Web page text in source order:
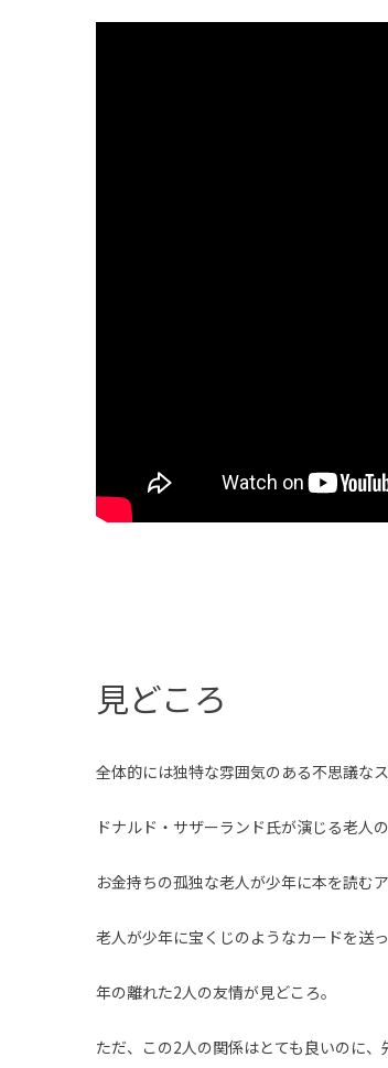
見どころ
全体的には独特な雰囲気のある不思議な
ドナルド・サザーランド氏が演じる老人
お金持ちの孤独な老人が少年に本を読む
老人が少年に宝くじのようなカードを送
年の離れた2人の友情が見どころ。
ただ、この2人の関係はとても良いのに